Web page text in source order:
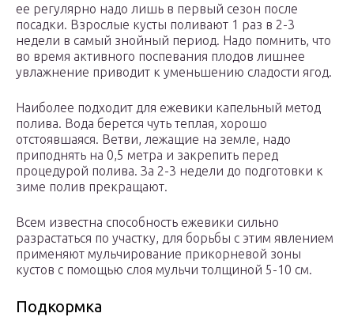
ее регулярно надо лишь в первый сезон после
посадки. Взрослые кусты поливают 1 раз в 2-3
недели в самый знойный период. Надо помнить, что
во время активного поспевания плодов лишнее
увлажнение приводит к уменьшению сладости ягод.
Наиболее подходит для ежевики капельный метод
полива. Вода берется чуть теплая, хорошо
отстоявшаяся. Ветви, лежащие на земле, надо
приподнять на 0,5 метра и закрепить перед
процедурой полива. За 2-3 недели до подготовки к
зиме полив прекращают.
Всем известна способность ежевики сильно
разрастаться по участку, для борьбы с этим явлением
применяют мульчирование прикорневой зоны
кустов с помощью слоя мульчи толщиной 5-10 см.
Подкормка